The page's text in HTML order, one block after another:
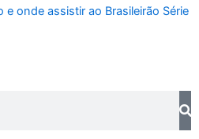
e onde assistir ao Brasileirão Série